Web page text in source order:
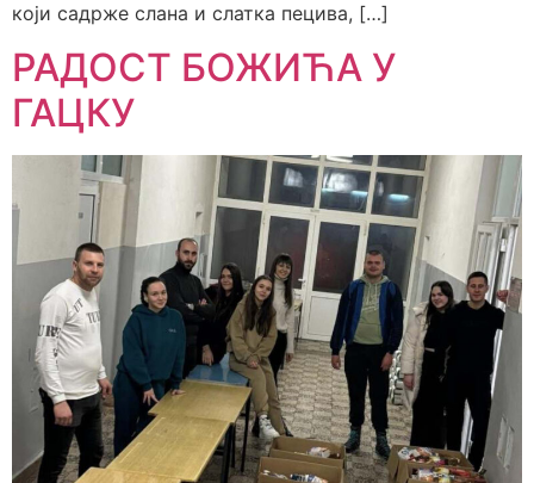
који садрже слана и слатка пецива, […]
РАДОСТ БОЖИЋА У
ГАЦКУ